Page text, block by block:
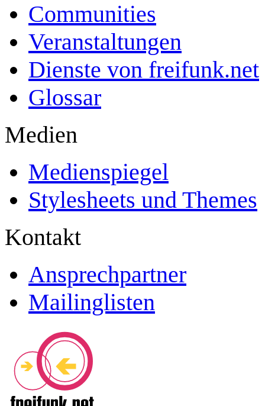
Communities
Veranstaltungen
Dienste von freifunk.net
Glossar
Medien
Medienspiegel
Stylesheets und Themes
Kontakt
Ansprechpartner
Mailinglisten